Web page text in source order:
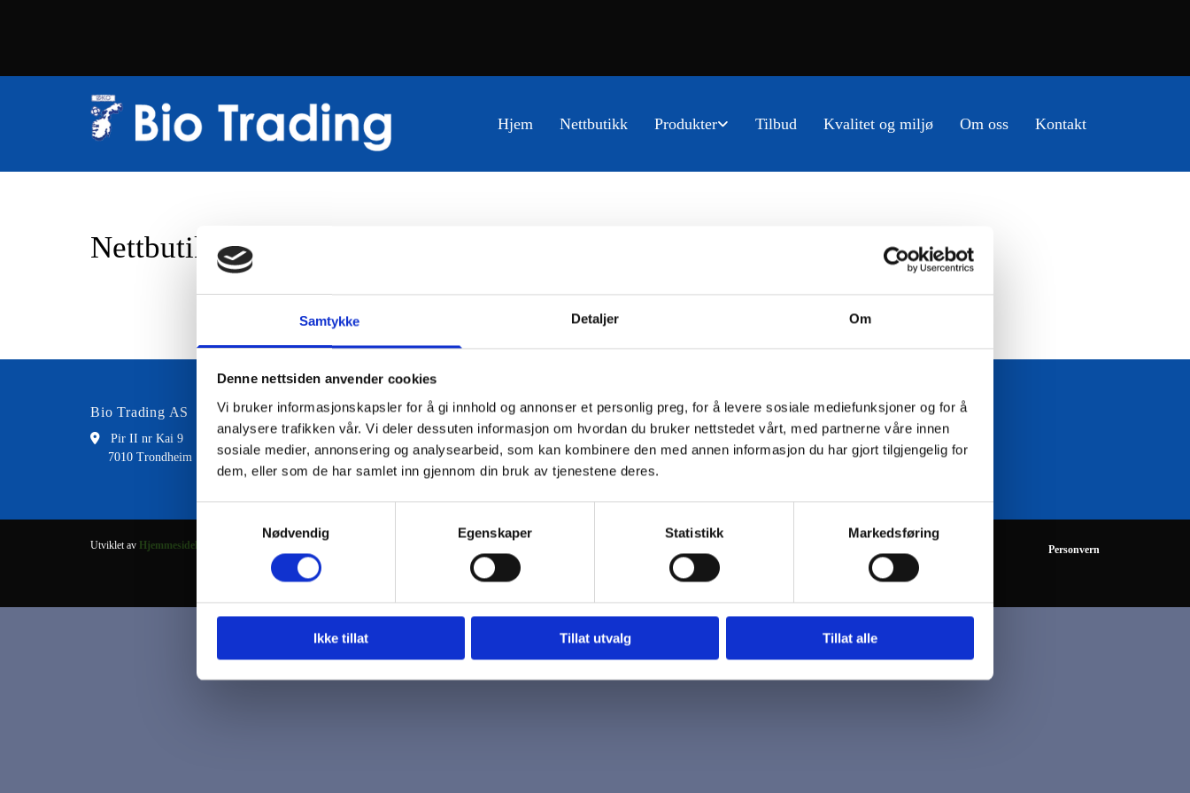
Samtykke Detaljer Om
Denne nettsiden anvender cookies
Vi bruker informasjonskapsler for å gi innhold og annonser et personlig preg, for å levere sosiale mediefunksjoner og for å
analysere trafikken vår. Vi deler dessuten informasjon om hvordan du bruker nettstedet vårt, med partnerne våre innen
sosiale medier, annonsering og analysearbeid, som kan kombinere den med annen informasjon du har gjort tilgjengelig for
dem, eller som de har samlet inn gjennom din bruk av tjenestene deres.
Nødvendig
Egenskaper Statistikk Markedsføring
Ikke tillat Tillat utvalg Tillat alle
Hjem Nettbutikk Produkter Tilbud Kvalitet og miljø Om oss Kontakt
Nettbutikk
Bio Trading AS
 Pir II nr Kai 9
7010 Trondheim
Kontakt oss
 frank@biotrading.no
Åpningstider
Utviklet av Hjemmesidehuset Personvern